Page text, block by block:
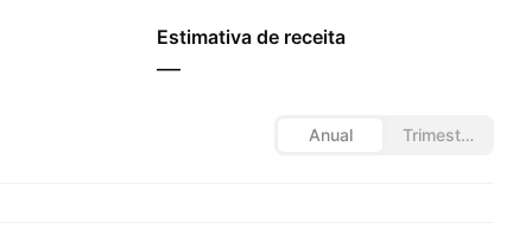
Estimativa de receita
—
Anual Trimestral